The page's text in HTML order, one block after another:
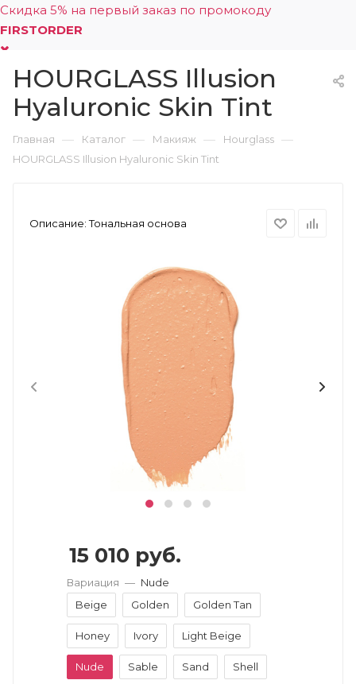
Скидка 5% на первый заказ по промокоду
FIRSTORDER
0
HOURGLASS Illusion
Hyaluronic Skin Tint
Главная — Каталог — Макияж — Hourglass —
HOURGLASS Illusion Hyaluronic Skin Tint
Описание:Тональная основа
15 010 руб.
Вариация — Nude
Beige
Golden Golden Tan
Honey Ivory Light Beige
Nude Sable Sand Shell